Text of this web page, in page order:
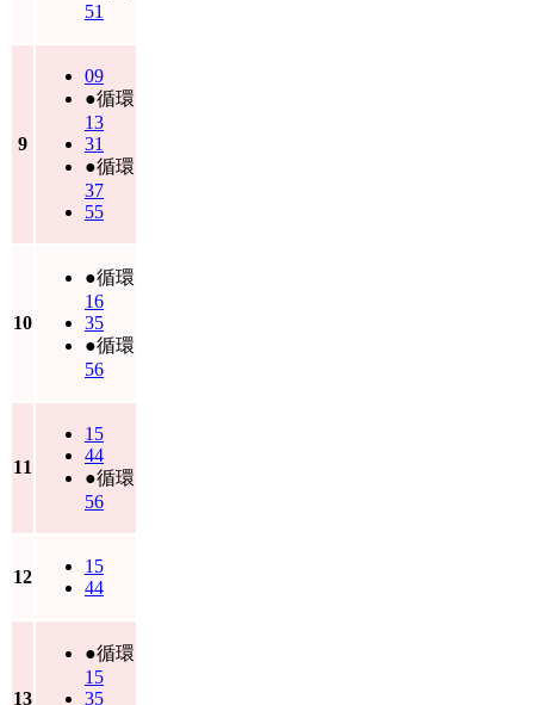
51
9
09
●循環
13
31
●循環
37
55
10
●循環
16
35
●循環
56
11
15
44
●循環
56
12
15
44
13
●循環
15
35